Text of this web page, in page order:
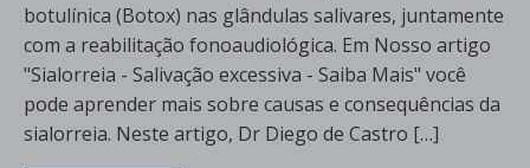
botulínica (Botox) nas glândulas salivares, juntamente
com a reabilitação fonoaudiológica. Em Nosso artigo
"Sialorreia - Salivação excessiva - Saiba Mais" você
pode aprender mais sobre causas e consequências da
sialorreia. Neste artigo, Dr Diego de Castro […]